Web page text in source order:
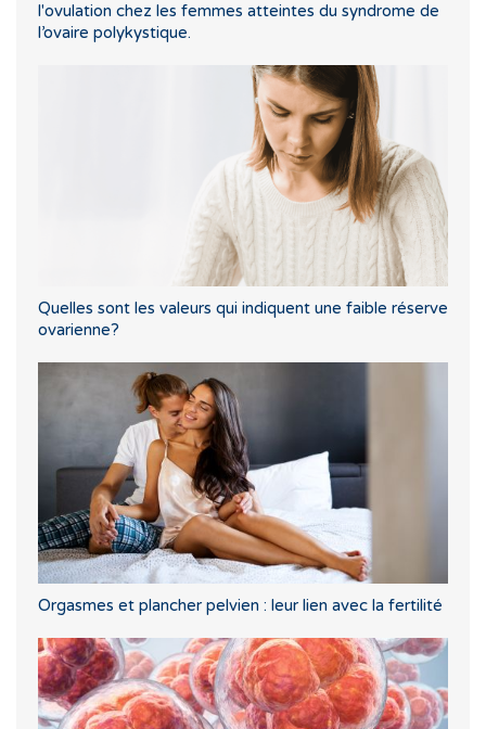
l'ovulation chez les femmes atteintes du syndrome de
l’ovaire polykystique.
Quelles sont les valeurs qui indiquent une faible réserve
ovarienne?
Orgasmes et plancher pelvien : leur lien avec la fertilité